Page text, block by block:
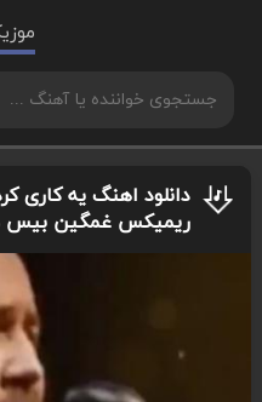
دانلود اهنگ یه کاری
ریمیکس غمگین بیس